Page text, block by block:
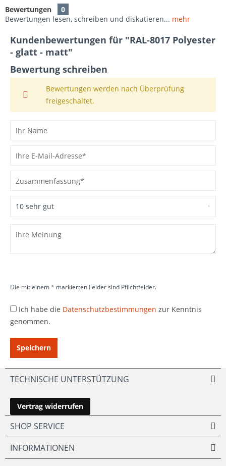
Bewertungen
0
Bewertungen lesen, schreiben und diskutieren... mehr
Kundenbewertungen für "RAL-8017 Polyester
- glatt - matt"
Bewertung schreiben
Bewertungen werden nach Überprüfung
freigeschaltet.
Die mit einem * markierten Felder sind Pflichtfelder.
Ich habe die Datenschutzbestimmungen zur Kenntnis
genommen.
Speichern
TECHNISCHE UNTERSTÜTZUNG
Vertrag widerrufen
SHOP SERVICE
INFORMATIONEN